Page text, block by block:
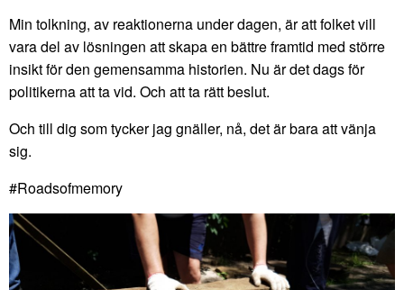
Min tolkning, av reaktionerna under dagen, är att folket vill
vara del av lösningen att skapa en bättre framtid med större
insikt för den gemensamma historien. Nu är det dags för
politikerna att ta vid. Och att ta rätt beslut.
Och till dig som tycker jag gnäller, nå, det är bara att vänja
sig.
#Roadsofmemory